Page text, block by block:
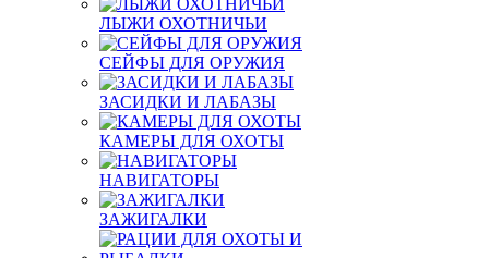
ЛЫЖИ ОХОТНИЧЬИ
СЕЙФЫ ДЛЯ ОРУЖИЯ
ЗАСИДКИ И ЛАБАЗЫ
КАМЕРЫ ДЛЯ ОХОТЫ
НАВИГАТОРЫ
ЗАЖИГАЛКИ